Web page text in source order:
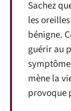
Sachez
les
bénigne.
guérir au
mène la
provoque